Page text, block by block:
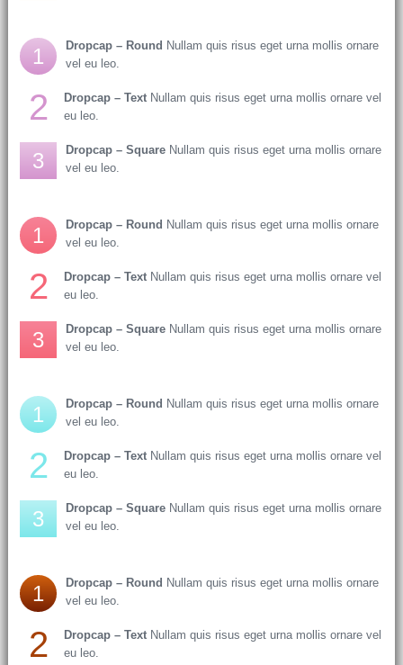
1 Dropcap – Round Nullam quis risus eget urna mollis ornare
vel eu leo.
2 Dropcap – TextNullam quis risus eget urna mollis ornare vel
eu leo.
3 Dropcap – SquareNullam quis risus eget urna mollis ornare
vel eu leo.
1 Dropcap – Round Nullam quis risus eget urna mollis ornare
vel eu leo.
2 Dropcap – TextNullam quis risus eget urna mollis ornare vel
eu leo.
3 Dropcap – SquareNullam quis risus eget urna mollis ornare
vel eu leo.
1 Dropcap – Round Nullam quis risus eget urna mollis ornare
vel eu leo.
2 Dropcap – TextNullam quis risus eget urna mollis ornare vel
eu leo.
3 Dropcap – SquareNullam quis risus eget urna mollis ornare
vel eu leo.
1 Dropcap – Round Nullam quis risus eget urna mollis ornare
vel eu leo.
2 Dropcap – TextNullam quis risus eget urna mollis ornare vel
eu leo.